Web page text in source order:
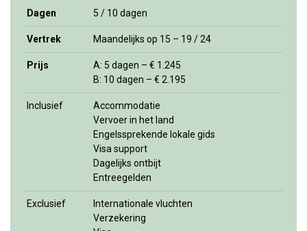
Dagen 5 / 10 dagen
Vertrek Maandelijks op 15 – 19 / 24
Prijs
A: 5 dagen – € 1.245
B: 10 dagen – € 2.195
Inclusief
Accommodatie
Vervoer in het land
Engelssprekende lokale gids
Visa support
Dagelijks ontbijt
Entreegelden
Exclusief
Internationale vluchten
Verzekering